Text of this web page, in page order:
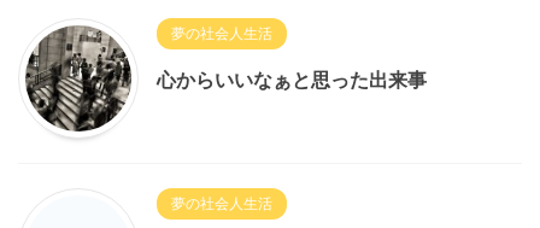
夢の社会人生活
心からいいなぁと思った出来事
夢の社会人生活